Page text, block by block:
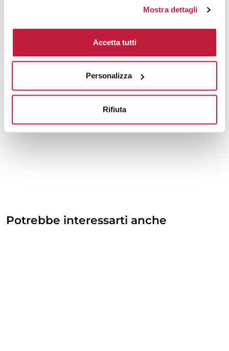
Mostra dettagli
Accetta tutti
Personalizza
Rifiuta
Potrebbe interessarti anche